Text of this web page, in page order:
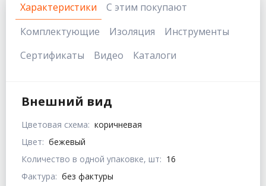
Характеристики
С этим покупают
Комплектующие
Изоляция
Инструменты
Сертификаты
Видео Каталоги
Внешний вид
Цветовая схема: коричневая
Цвет: бежевый
Количество в одной упаковке, шт: 16
Фактура: без фактуры